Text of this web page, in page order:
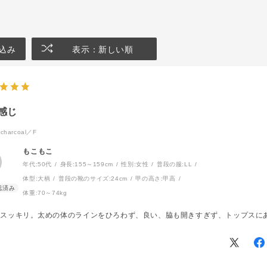
み 表示：新しい順
じ
／F
もこもこ
年代:50代 身長:155～159cm 性別:女性 普段の服: LL
体型:大柄 普段の靴のサイズ:24cm 甲の高さ:甲高
体重:70～74kg
ッキリ。太めの体のラインをひろわず、良い、脇も開きすぎず、トップスに